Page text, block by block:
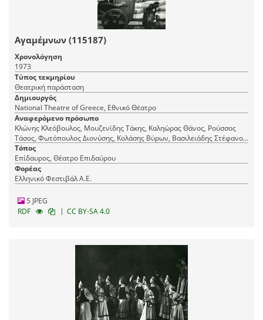
Αγαμέμνων (115187)
Χρονολόγηση
1973
Τύπος τεκμηρίου
Θεατρική παράσταση
Δημιουργός
National Theatre of Greece, Εθνικό Θέατρο
Αναφερόμενο πρόσωπο
Κλώνης Κλεόβουλος, Μουζενίδης Τάκης, Καληώρας Θάνος, Ρούσσος
Τάσος, Φωτόπουλος Διονύσης, Κολάσης Βύρων, Βασιλειάδης Στέφανος,
Βόκοβιτς Στέλιος, Βαφιάς Γρηγόρης, Γεωργίου Γιώργος, Αρώνη Μαίρη,
Νικολούδη Ζουζού, Κανάκης Βασίλης, Βουλαλάς Τάκης, Κυριακίδης
Στέφανος, Παναγιώτου Κάκια, Μπινιάρης Γκίκας, Δημήτριεφ Θόδωρος
Τόπος
Επίδαυρος, Θέατρο Επιδαύρου
Φορέας
Ελληνικό Φεστιβάλ Α.Ε.
5 JPEG
RDF
| CC BY-SA 4.0